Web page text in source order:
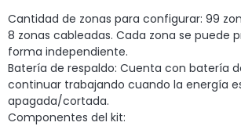
Cantidad de zonas para configurar: 99
8 zonas cableadas. Cada zona se puede
forma independiente.
Batería de respaldo: Cuenta con batería
continuar trabajando cuando la energía
apagada/cortada.
Componentes del kit: